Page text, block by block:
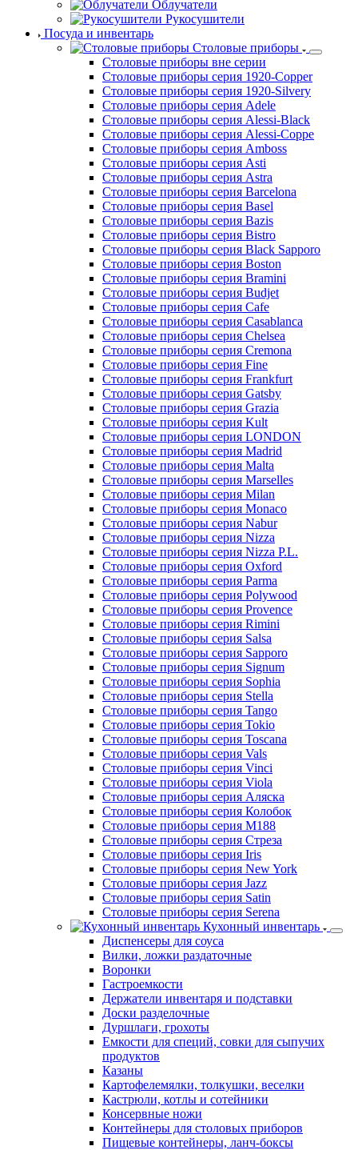
Облучатели
Рукосушители
Посуда и инвентарь
Столовые приборы
Столовые приборы вне серии
Столовые приборы серия 1920-Copper
Столовые приборы серия 1920-Silvery
Столовые приборы серия Adele
Столовые приборы серия Alessi-Black
Столовые приборы серия Alessi-Coppe
Столовые приборы серия Amboss
Столовые приборы серия Asti
Столовые приборы серия Astra
Столовые приборы серия Barcelona
Столовые приборы серия Basel
Столовые приборы серия Bazis
Столовые приборы серия Bistro
Столовые приборы серия Black Sapporo
Столовые приборы серия Boston
Столовые приборы серия Bramini
Столовые приборы серия Budjet
Столовые приборы серия Cafe
Столовые приборы серия Casablanca
Столовые приборы серия Chelsea
Столовые приборы серия Cremona
Столовые приборы серия Fine
Столовые приборы серия Frankfurt
Столовые приборы серия Gatsby
Столовые приборы серия Grazia
Столовые приборы серия Kult
Столовые приборы серия LONDON
Столовые приборы серия Madrid
Столовые приборы серия Malta
Столовые приборы серия Marselles
Столовые приборы серия Milan
Столовые приборы серия Monaco
Столовые приборы серия Nabur
Столовые приборы серия Nizza
Столовые приборы серия Nizza P.L.
Столовые приборы серия Oxford
Столовые приборы серия Parma
Столовые приборы серия Polywood
Столовые приборы серия Provence
Столовые приборы серия Rimini
Столовые приборы серия Salsa
Столовые приборы серия Sapporo
Столовые приборы серия Signum
Столовые приборы серия Sophia
Столовые приборы серия Stella
Столовые приборы серия Tango
Столовые приборы серия Tokio
Столовые приборы серия Toscana
Столовые приборы серия Vals
Столовые приборы серия Vinci
Столовые приборы серия Viola
Столовые приборы серия Аляска
Столовые приборы серия Колобок
Столовые приборы серия М188
Столовые приборы серия Стреза
Столовые приборы серия Iris
Столовые приборы серия New York
Столовые приборы серия Jazz
Столовые приборы серия Satin
Столовые приборы серия Serena
Кухонный инвентарь
Диспенсеры для соуса
Вилки, ложки раздаточные
Воронки
Гастроемкости
Держатели инвентаря и подставки
Доски разделочные
Дуршлаги, грохоты
Емкости для специй, совки для сыпучих
продуктов
Казаны
Картофелемялки, толкушки, веселки
Кастрюли, котлы и сотейники
Консервные ножи
Контейнеры для столовых приборов
Пищевые контейнеры, ланч-боксы